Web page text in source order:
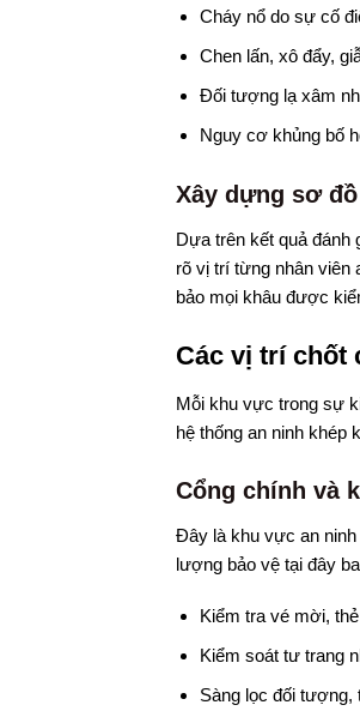
Cháy nổ do sự cố
Chen lấn, xô đẩy,
Đối tượng lạ xâm
Nguy cơ khủng bố
Xây dựng sơ
Dựa trên kết quả đánh
rõ vị trí từng nhân viên
bảo mọi khâu được
Các vị trí chốt
Mỗi khu vực trong sự
hệ thống an ninh khép
Cổng chính và
Đây là khu vực an ninh
lượng bảo vệ tại đây
Kiểm tra vé mời,
Kiểm soát tư trang
Sàng lọc đối